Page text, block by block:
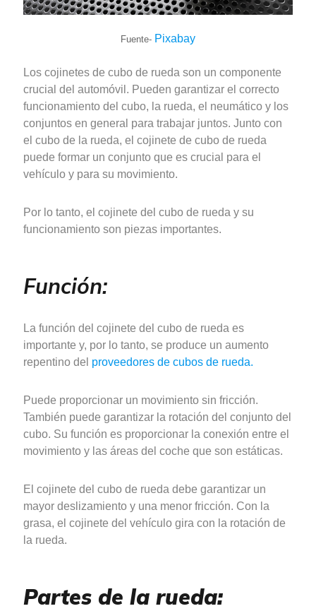
Fuente- Pixabay
Los cojinetes de cubo de rueda son un componente
crucial del automóvil. Pueden garantizar el correcto
funcionamiento del cubo, la rueda, el neumático y los
conjuntos en general para trabajar juntos. Junto con
el cubo de la rueda, el cojinete de cubo de rueda
puede formar un conjunto que es crucial para el
vehículo y para su movimiento.
Por lo tanto, el cojinete del cubo de rueda y su
funcionamiento son piezas importantes.
Función:
La función del cojinete del cubo de rueda es
importante y, por lo tanto, se produce un aumento
repentino del proveedores de cubos de rueda.
Puede proporcionar un movimiento sin fricción.
También puede garantizar la rotación del conjunto del
cubo. Su función es proporcionar la conexión entre el
movimiento y las áreas del coche que son estáticas.
El cojinete del cubo de rueda debe garantizar un
mayor deslizamiento y una menor fricción. Con la
grasa, el cojinete del vehículo gira con la rotación de
la rueda.
Partes de la rueda: